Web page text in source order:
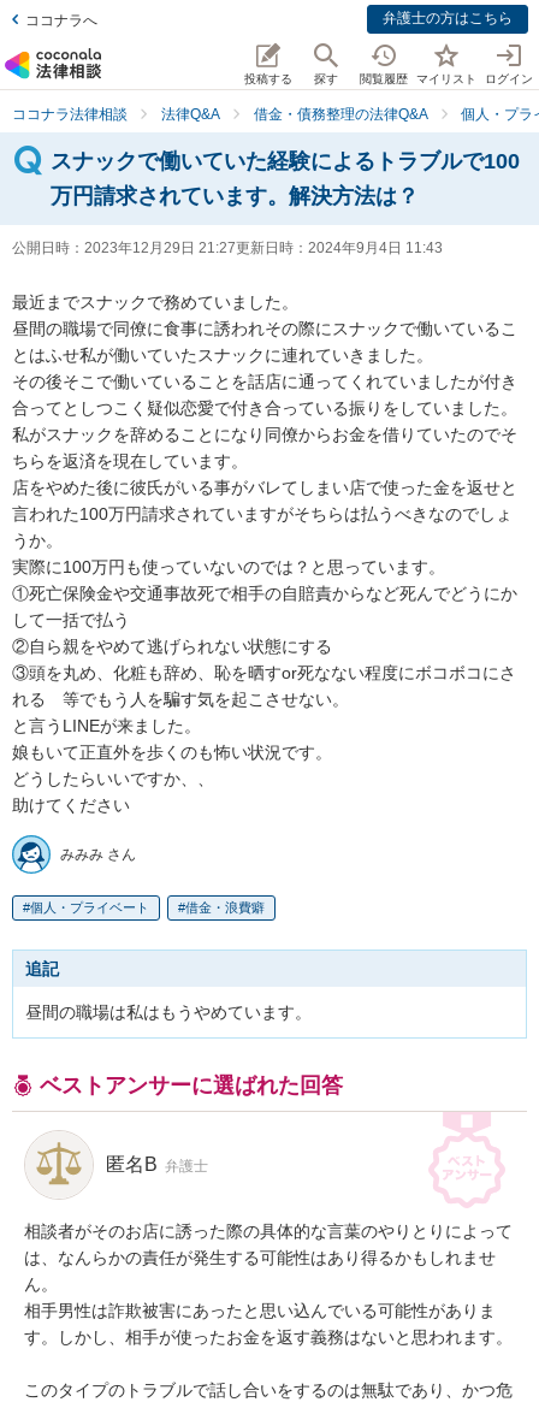
ココナラへ 弁護士の方はこちら
投稿する 探す 閲覧履歴 マイリスト ログイン
ココナラ法律相談 法律Q&A 借金・債務整理の法律Q&A 個人・プラ
スナックで働いていた経験によるトラブルで100
万円請求されています。解決方法は？
公開日時： 2023年12月29日 21:27更新日時： 2024年9月4日 11:43
最近までスナックで務めていました。
昼間の職場で同僚に食事に誘われその際にスナックで働いているこ
とはふせ私が働いていたスナックに連れていきました。
その後そこで働いていることを話店に通ってくれていましたが付き
合ってとしつこく疑似恋愛で付き合っている振りをしていました。
私がスナックを辞めることになり同僚からお金を借りていたのでそ
ちらを返済を現在しています。
店をやめた後に彼氏がいる事がバレてしまい店で使った金を返せと
言われた100万円請求されていますがそちらは払うべきなのでしょ
うか。
実際に100万円も使っていないのでは？と思っています。
①死亡保険金や交通事故死で相手の自賠責からなど死んでどうにか
して一括で払う
②自ら親をやめて逃げられない状態にする
③頭を丸め、化粧も辞め、恥を晒すor死なない程度にボコボコにさ
れる　等でもう人を騙す気を起こさせない。
と言うLINEが来ました。
娘もいて正直外を歩くのも怖い状況です。
どうしたらいいですか、、
助けてください
みみみ さん
個人・プライベート 借金・浪費癖
追記
昼間の職場は私はもうやめています。
ベストアンサーに選ばれた回答
匿名B 弁護士
相談者がそのお店に誘った際の具体的な言葉のやりとりによって
は、なんらかの責任が発生する可能性はあり得るかもしれませ
ん。
相手男性は詐欺被害にあったと思い込んでいる可能性がありま
す。しかし、相手が使ったお金を返す義務はないと思われます。
このタイプのトラブルで話し合いをするのは無駄であり、かつ危